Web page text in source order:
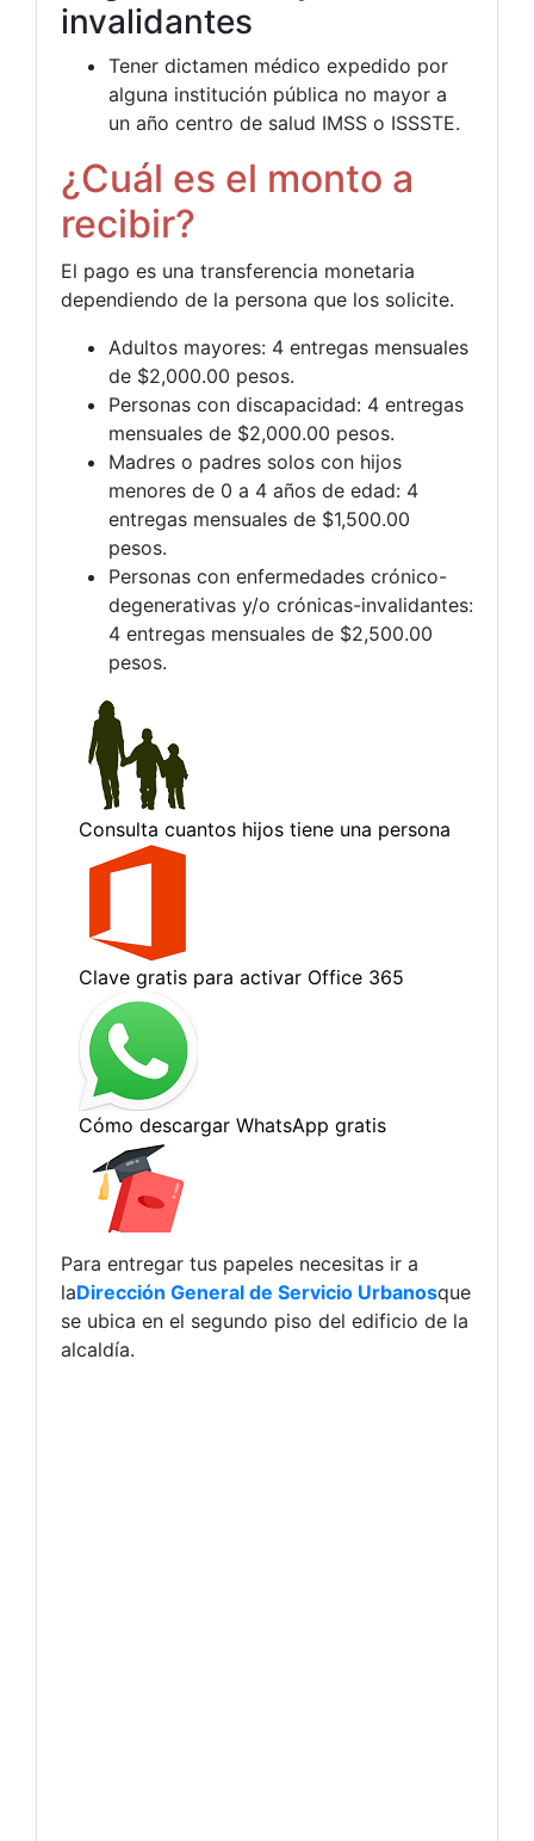
invalidantes
Tener dictamen médico expedido por
alguna institución pública no mayor a
un año centro de salud IMSS o ISSSTE.
¿Cuál es el monto a
recibir?
El pago es una transferencia monetaria
dependiendo de la persona que los solicite.
Adultos mayores: 4 entregas mensuales
de $2,000.00 pesos.
Personas con discapacidad: 4 entregas
mensuales de $2,000.00 pesos.
Madres o padres solos con hijos
menores de 0 a 4 años de edad: 4
entregas mensuales de $1,500.00
pesos.
Personas con enfermedades crónico-
degenerativas y/o crónicas-invalidantes:
4 entregas mensuales de $2,500.00
pesos.
Para entregar tus papeles necesitas ir a
laDirección General de Servicio Urbanosque
se ubica en el segundo piso del edificio de la
alcaldía.